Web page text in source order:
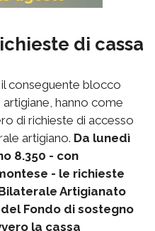
di cassa
il conseguente blocco
hanno come
di richieste di accesso
artigiano. Da lunedì
8.350 - con
- le richieste
Artigianato
Fondo di sostegno
la cassa